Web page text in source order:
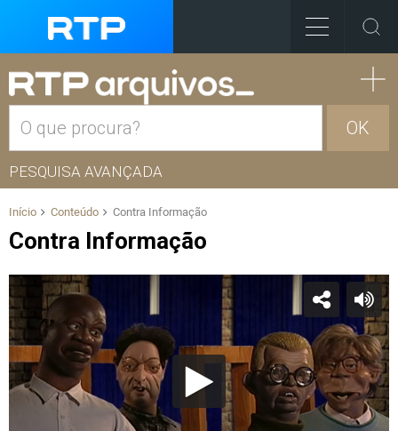
OK
PESQUISA AVANÇADA
Início Conteúdo Contra Informação
Contra Informação